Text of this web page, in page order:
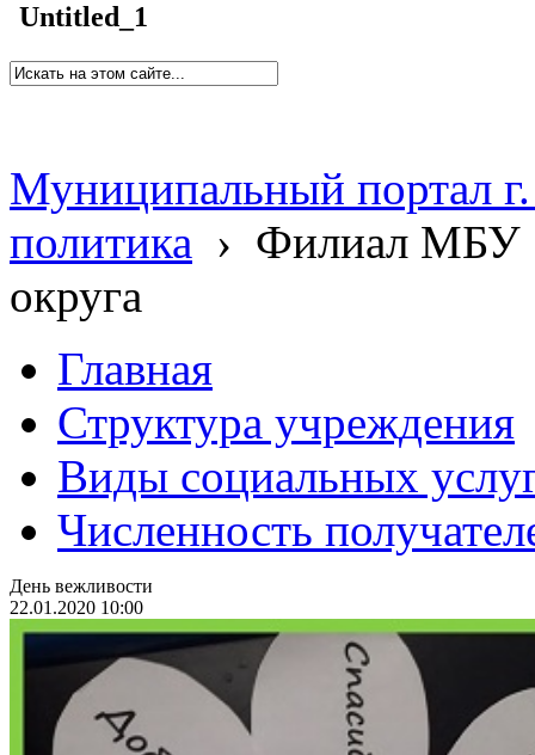
Untitled_1
Муниципальный портал
политика › Филиал МБУ
округа
Главная
Структура учреждения
Виды социальных
Численность
День вежливости
22.01.2020 10:00